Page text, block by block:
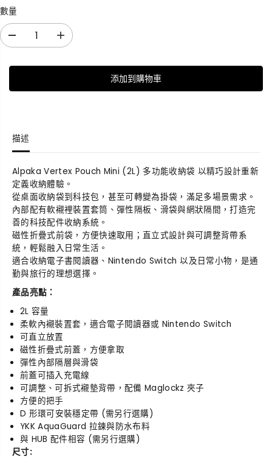
數量
數
V
e
x
o
u
c
h
M
i
n
i
2
L
多
功
能
收
納
袋
增
數
V
x
o
u
c
h
M
i
n
i
2
能
收
納
袋
添加到購物車
描述
Alpaka Vertex Pouch Mini (2L) 多功能收納袋 以精巧設計重新
定義收納體驗。
從桌面收納袋到科技包，甚至可轉變為掛袋，滿足多場景需求。
內部配有軟襯裡裝置套筒、彈性隔板、滑袋與網狀隔間，打造完
善的科技配件收納系統。
磁性折疊式前袋，方便快速取用；直立式設計與可調整背帶系
統，輕鬆融入日常生活。
適合收納電子書閱讀器、Nintendo Switch 以及日常小物，是通
勤與旅行的理想選擇。
產品亮點：
2L 容量
柔軟內襯裝置套，適合電子閱讀器或 Nintendo Switch
可直立放置
磁性折疊式前蓋，方便拿取
彈性內部隔層與滑袋
前蓋可插入充電線
可調整、可拆式襯墊背帶，配備 Maglockz 夾子
方便的把手
D 形環可安裝穩定帶 (需另行選購)
YKK AquaGuard 拉鍊與防水布料
與 HUB 配件相容 (需另行選購)
尺寸: